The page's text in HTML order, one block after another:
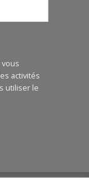
activités
utiliser le